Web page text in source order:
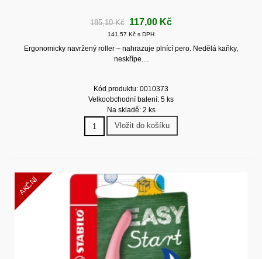
185,10 Kč 117,00 Kč
141,57 Kč s DPH
Ergonomicky navržený roller – nahrazuje plnící pero. Nedělá kaňky,
neskřípe....
Kód produktu: 0010373
Velkoobchodní balení: 5 ks
Na skladě: 2 ks
Vložit do košíku
AKČNÍ